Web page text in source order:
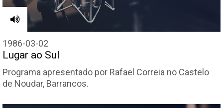
1986-03-02
Lugar ao Sul
Programa apresentado por Rafael Correia no Castelo
de Noudar, Barrancos.